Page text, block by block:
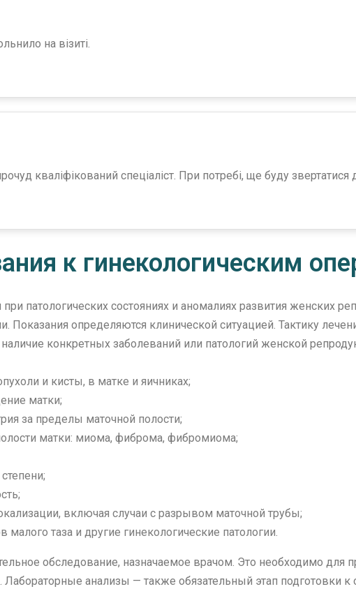
на візиті.
кваліфікований спеціаліст. При потребі, ще буду звертатися
к гинекологическим
при патологических состояниях и аномалиях развития женских
Показания определяются клинической ситуацией. Тактику
конкретных заболеваний или патологий женской
и кисты, в матке и яичниках;
матки;
за пределы маточной полости;
матки: миома, фиброма, фибромиома;
включая случаи с разрывом маточной трубы;
таза и другие гинекологические патологии.
обследование, назначаемое врачом. Это необходимо для
Лабораторные анализы — также обязательный этап подготовки